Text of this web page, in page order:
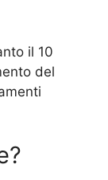
il 10
del